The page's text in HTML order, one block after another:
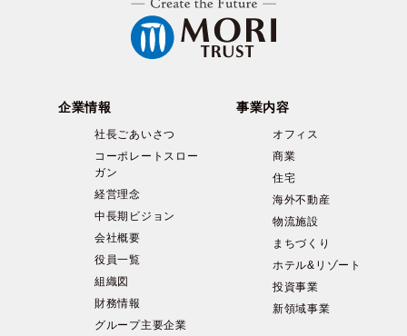
企業情報
社長ごあいさつ
コーポレートスロー
ガン
経営理念
中長期ビジョン
会社概要
役員一覧
組織図
財務情報
グループ主要企業
事業内容
オフィス
商業
住宅
海外不動産
物流施設
まちづくり
ホテル&リゾート
投資事業
新領域事業